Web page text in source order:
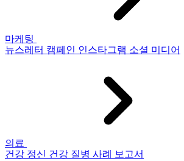
마케팅
뉴스레터 캠페인 인스타그램 소셜 미디어
의료
건강 정신 건강 질병 사례 보고서